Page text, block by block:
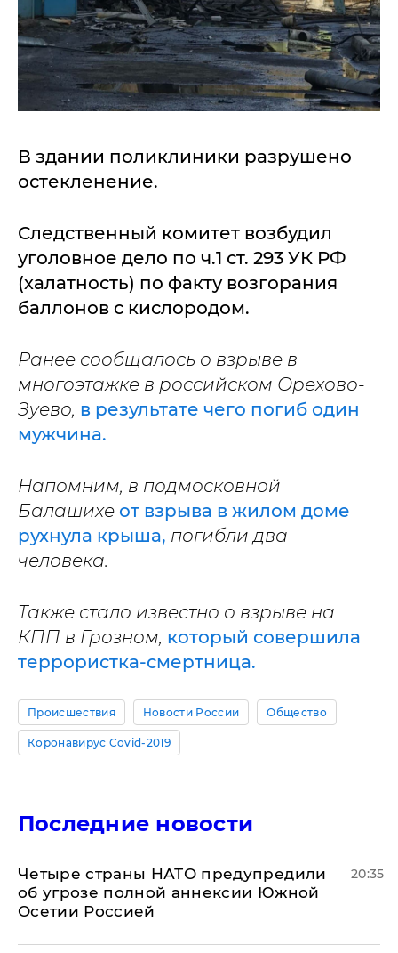
В здании поликлиники разрушено
остекленение.
Следственный комитет возбудил
уголовное дело по ч.1 ст. 293 УК РФ
(халатность) по факту возгорания
баллонов с кислородом.
Ранее сообщалось о взрыве в
многоэтажке в российском Орехово-
Зуево, в результате чего погиб один
мужчина.
Напомним, в подмосковной
Балашихе от взрыва в жилом доме
рухнула крыша, погибли два
человека.
Также стало известно о взрыве на
КПП в Грозном, который совершила
террористка-смертница.
Происшествия Новости России Общество
Коронавирус Covid-2019
Последние новости
Четыре страны НАТО предупредили
об угрозе полной аннексии Южной
Осетии Россией
20:35